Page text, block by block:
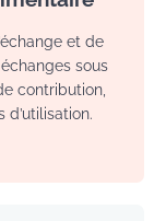
et de
sous
contribution,
d’utilisation.